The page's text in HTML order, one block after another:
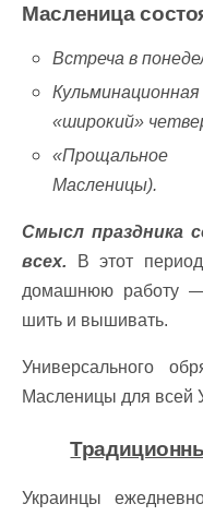
Масленица
Встреча в
«широкий»
«Прощальное
Масленицы).
Смысл праздника
всех. В этот
домашнюю работу —
шить и вышивать.
Универсального
Масленицы для всей
Украинцы